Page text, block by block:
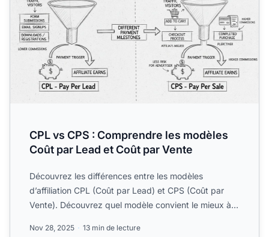
CPL vs CPS : Comprendre les modèles
Coût par Lead et Coût par Vente
Découvrez les différences entre les modèles
d’affiliation CPL (Coût par Lead) et CPS (Coût par
Vente). Découvrez quel modèle convient le mieux à
Nov 28, 2025 13 min de lecture